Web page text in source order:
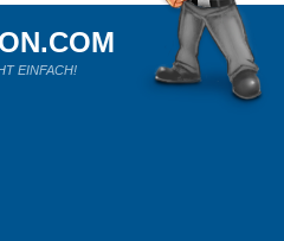
EINFACH!